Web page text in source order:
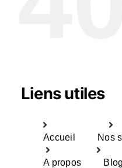
Liens utiles
Accueil Nos
A propos Blog